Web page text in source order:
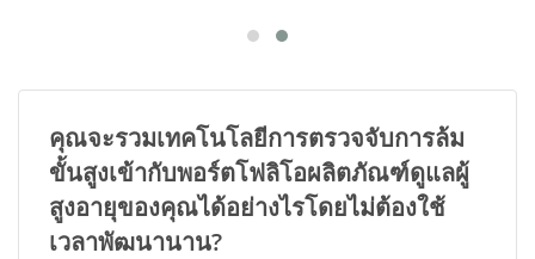
คุณจะรวมเทคโนโลยีการตรวจจับการล้ม
ขั้นสูงเข้ากับพอร์ตโฟลิโอผลิตภัณฑ์ดูแลผู้
สูงอายุของคุณได้อย่างไรโดยไม่ต้องใช้
เวลาพัฒนานาน?